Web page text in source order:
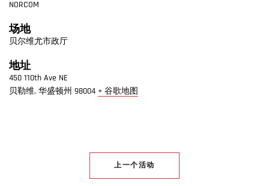
NORCOM
场地
贝尔维尤市政厅
地址
450 110th Ave NE
贝勒维, 华盛顿州 98004 + 谷歌地图
上一个活动